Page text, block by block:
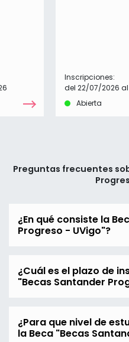
Inscripciones:
del 22/07/2026
Abierta
Preguntas frecuentes
¿En qué consiste la
Progreso - UVigo"?
¿Cuál es el plazo de
"Becas Santander
¿Para que nivel de
la Beca "Becas